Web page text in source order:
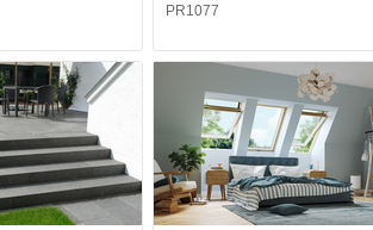
PR1077